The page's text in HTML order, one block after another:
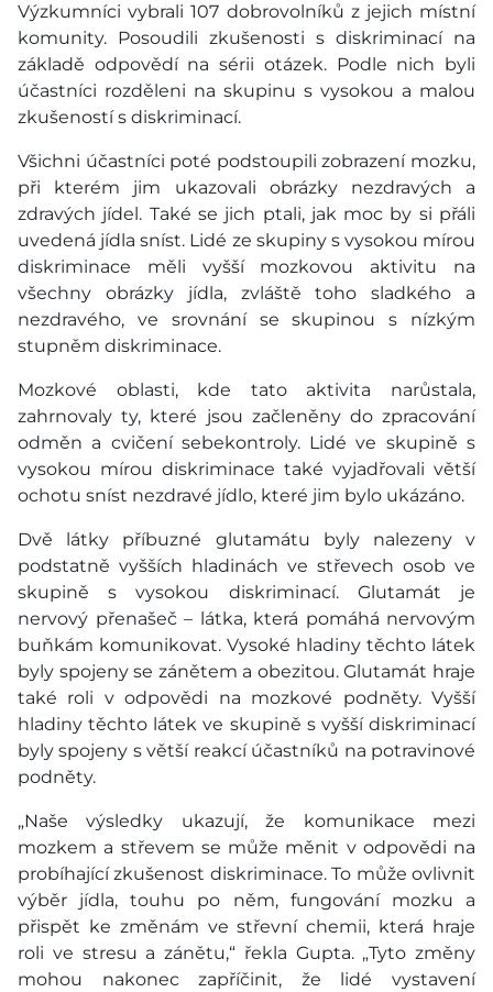
Výzkumníci vybrali 107 dobrovolníků z jejich místní
komunity. Posoudili zkušenosti s diskriminací na
základě odpovědí na sérii otázek. Podle nich byli
účastníci rozděleni na skupinu s vysokou a malou
zkušeností s diskriminací.
Všichni účastníci poté podstoupili zobrazení mozku,
při kterém jim ukazovali obrázky nezdravých a
zdravých jídel. Také se jich ptali, jak moc by si přáli
uvedená jídla sníst. Lidé ze skupiny s vysokou mírou
diskriminace měli vyšší mozkovou aktivitu na
všechny obrázky jídla, zvláště toho sladkého a
nezdravého, ve srovnání se skupinou s nízkým
stupněm diskriminace.
Mozkové oblasti, kde tato aktivita narůstala,
zahrnovaly ty, které jsou začleněny do zpracování
odměn a cvičení sebekontroly. Lidé ve skupině s
vysokou mírou diskriminace také vyjadřovali větší
ochotu sníst nezdravé jídlo, které jim bylo ukázáno.
Dvě látky příbuzné glutamátu byly nalezeny v
podstatně vyšších hladinách ve střevech osob ve
skupině s vysokou diskriminací. Glutamát je
nervový přenašeč – látka, která pomáhá nervovým
buňkám komunikovat. Vysoké hladiny těchto látek
byly spojeny se zánětem a obezitou. Glutamát hraje
také roli v odpovědi na mozkové podněty. Vyšší
hladiny těchto látek ve skupině s vyšší diskriminací
byly spojeny s větší reakcí účastníků na potravinové
podněty.
„Naše výsledky ukazují, že komunikace mezi
mozkem a střevem se může měnit v odpovědi na
probíhající zkušenost diskriminace. To může ovlivnit
výběr jídla, touhu po něm, fungování mozku a
přispět ke změnám ve střevní chemii, která hraje
roli ve stresu a zánětu,“ řekla Gupta. „Tyto změny
mohou nakonec zapříčinit, že lidé vystavení